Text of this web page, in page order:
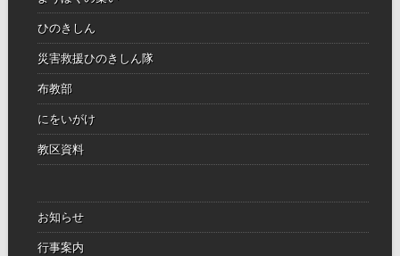
ひのきしん
災害救援ひのきしん隊
布教部
にをいがけ
教区資料
お知らせ
行事案内